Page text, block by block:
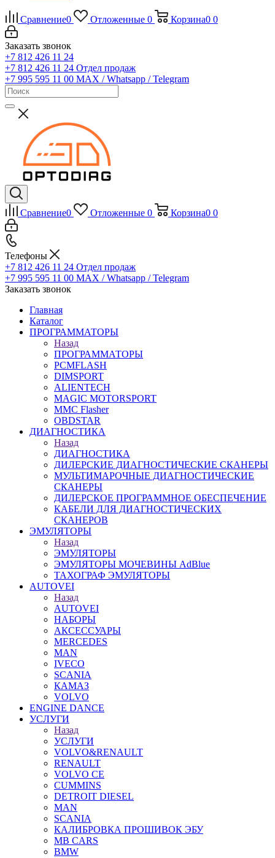
Сравнение0 Отложенные 0 Корзина0 0
Заказать звонок
+7 812 426 11 24
+7 812 426 11 24 Отдел продаж
+7 995 595 11 00 MAX / Whatsapp / Telegram
Сравнение0 Отложенные 0 Корзина0 0
Телефоны
+7 812 426 11 24 Отдел продаж
+7 995 595 11 00 MAX / Whatsapp / Telegram
Заказать звонок
Главная
Каталог
ПРОГРАММАТОРЫ
Назад
ПРОГРАММАТОРЫ
PCMFLASH
DIMSPORT
ALIENTECH
MAGIC MOTORSPORT
MMC Flasher
OBDSTAR
ДИАГНОСТИКА
Назад
ДИАГНОСТИКА
ДИЛЕРСКИЕ ДИАГНОСТИЧЕСКИЕ СКАНЕРЫ
МУЛЬТИМАРОЧНЫЕ ДИАГНОСТИЧЕСКИЕ
СКАНЕРЫ
ДИЛЕРСКОЕ ПРОГРАММНОЕ ОБЕСПЕЧЕНИЕ
КАБЕЛИ ДЛЯ ДИАГНОСТИЧЕСКИХ
СКАНЕРОВ
ЭМУЛЯТОРЫ
Назад
ЭМУЛЯТОРЫ
ЭМУЛЯТОРЫ МОЧЕВИНЫ АdBlue
ТАХОГРАФ ЭМУЛЯТОРЫ
AUTOVEI
Назад
AUTOVEI
НАБОРЫ
АКСЕССУАРЫ
MERCEDES
MAN
IVECO
SCANIA
КАМАЗ
VOLVO
ENGINE DANCE
УСЛУГИ
Назад
УСЛУГИ
VOLVO&RENAULT
RENAULT
VOLVO CE
CUMMINS
DETROIT DIESEL
MAN
SCANIA
КАЛИБРОВКА ПРОШИВОК ЭБУ
MB CARS
BMW